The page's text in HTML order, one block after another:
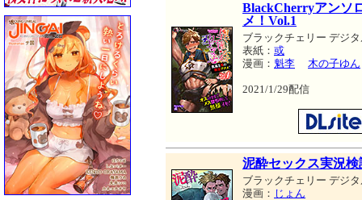
BlackCherryアンソ
メ！Vol.1
ブラックチェリー デジ
表紙： 或
漫画： 魁李 木の子ゆん
2021/1/29配信
泥酔セックス実況
ブラックチェリー デジ
漫画： じょん